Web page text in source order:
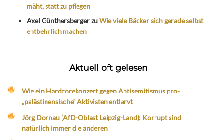
mäht, statt zu pflegen
Axel GünthersbergerzuWie viele Bäcker sich gerade selbst
entbehrlich machen
Aktuell oft gelesen
Wie ein Hardcorekonzert gegen Antisemitismus pro-
„palästinensische“ Aktivisten entlarvt
Jörg Dornau (AfD-Oblast Leipzig-Land): Korrupt sind
natürlich immer die anderen